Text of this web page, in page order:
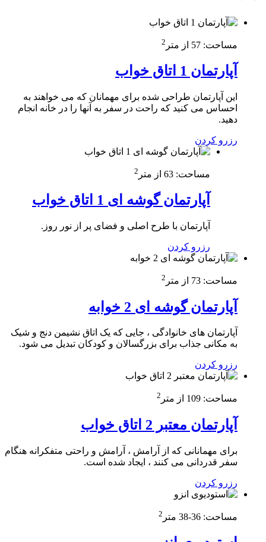
مساحت: 2
آپارتمان 1 اتاق خواب
این آپارتمان طراحی شده برای مهمانان که می خواهند به
احساس می کنید که راحت در سفر به آنها را در خانه انجام
دهید.
رزرو کردن
مساحت: 2
آپارتمان گوشه ای 1 اتاق خواب
آپارتمان با طرح اصلی و فضای پر از نور روز.
رزرو کردن
مساحت: 2
آپارتمان گوشه ای 2 خوابه
آپارتمان های خانوادگی ، جایی که یک اتاق نشیمن دنج و شیک
به مکانی جذاب برای بزرگسالان و کودکان تبدیل می شود.
رزرو کردن
مساحت: 2
آپارتمان معتبر 2 اتاق خواب
برای مهمانانی که از آرامش ، آرامش و راحتی متفکرانه هنگام
سفر قدردانی می کنند ، ایجاد شده است.
رزرو کردن
مساحت: 2